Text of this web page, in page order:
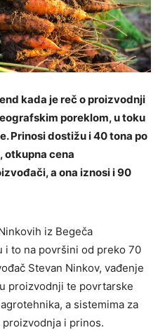
kada je reč o proizvodnji
poreklom, u toku
Prinosi dostižu i 40 tona po
otkupna cena
a ona iznosi i 90
iz Begeča
i to na površini od preko 70
Stevan Ninkov, vađenje
proizvodnji te povrtarske
a sistemima za
i prinos.